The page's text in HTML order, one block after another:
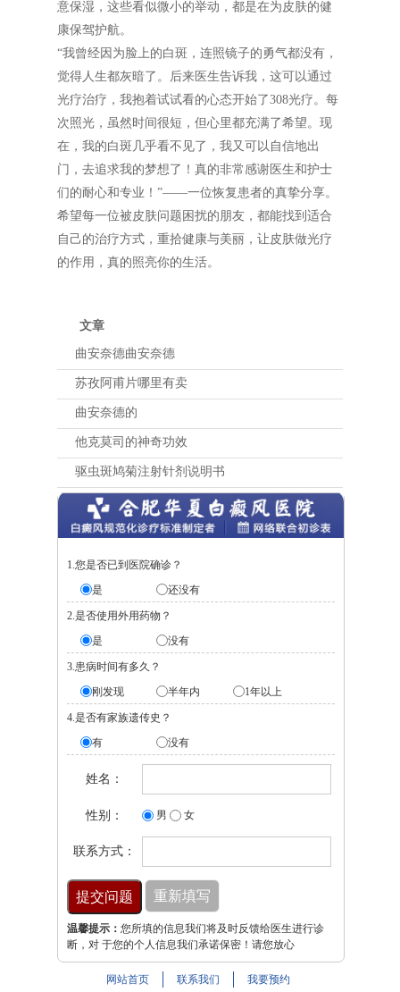
意保湿，这些看似微小的举动，都是在为皮肤的健
康保驾护航。
“我曾经因为脸上的白斑，连照镜子的勇气都没有，
觉得人生都灰暗了。后来医生告诉我，这可以通过
光疗治疗，我抱着试试看的心态开始了308光疗。每
次照光，虽然时间很短，但心里都充满了希望。现
在，我的白斑几乎看不见了，我又可以自信地出
门，去追求我的梦想了！真的非常感谢医生和护士
们的耐心和专业！”——一位恢复患者的真挚分享。
希望每一位被皮肤问题困扰的朋友，都能找到适合
自己的治疗方式，重拾健康与美丽，让皮肤做光疗
的作用，真的照亮你的生活。
文章
曲安奈德曲安奈德
苏孜阿甫片哪里有卖
曲安奈德的
他克莫司的神奇功效
驱虫斑鸠菊注射针剂说明书
1.您是否已到医院确诊？
是
还没有
2.是否使用外用药物？
是
没有
3.患病时间有多久？
刚发现
半年内 1年以上
4.是否有家族遗传史？
有
没有
姓名：
性别： 男 女
联系方式：
温馨提示： 您所填的信息我们将及时反馈给医生进行诊
断，对 于您的个人信息我们承诺保密！请您放心
网站首页 联系我们 我要预约